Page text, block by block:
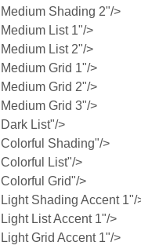
Shading 2"/>
List 1"/>
List 2"/>
Grid 1"/>
Grid 2"/>
Grid 3"/>
List"/>
Shading"/>
List"/>
Grid"/>
Shading Accent 1"/
List Accent 1"/>
Grid Accent 1"/>